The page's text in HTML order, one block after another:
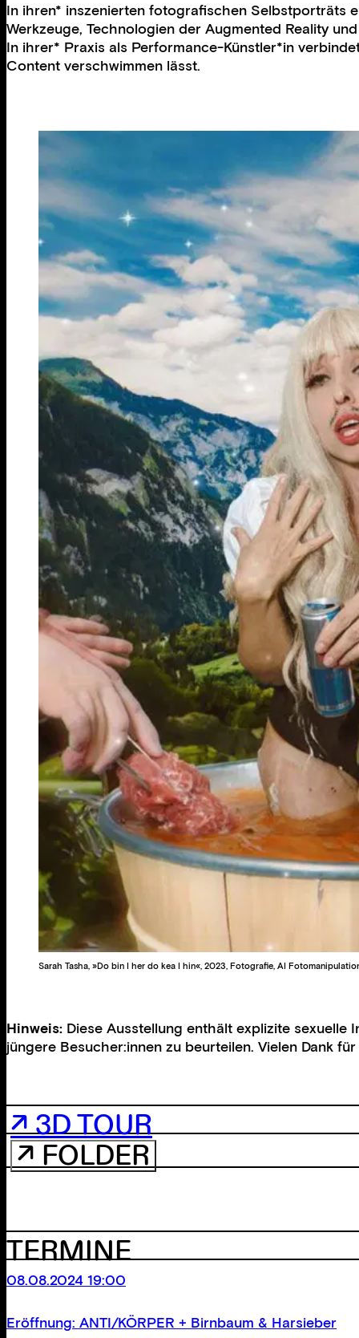
In ihren* inszenierten fotografischen Selbstporträts
Werkzeuge, Technologien der Augmented Reality
In ihrer* Praxis als Performance-Künstler*in
Content verschwimmen lässt.
Sarah Tasha, »Do bin I her do kea I hin«, 2023, Fotografie, AI
Hinweis: Diese Ausstellung enthält explizite
jüngere Besucher:innen zu beurteilen. Vielen Dank
↗ 3D TOUR
↗ FOLDER
TERMINE
08.08.2024 19:00
Eröffnung: ANTI/KÖRPER + Birnbaum & Harsieber